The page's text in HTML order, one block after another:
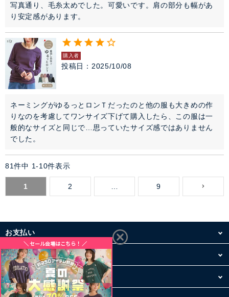
写真通り、毛糸太めでした。可愛いです。肩の部分も幅があ
り安定感があります。
購入者
投稿日 2025/10/08
ネーミングがゆるっとロンＴだったのと他の服も大きめの作
りなのを考慮してワンサイズ下げて購入したら、この服は一
般的なサイズと同じで…思っていたサイズ感ではありません
でした。
81件中 1-10件表示
1 2 9
お支払い
配送・送料
お買い物について